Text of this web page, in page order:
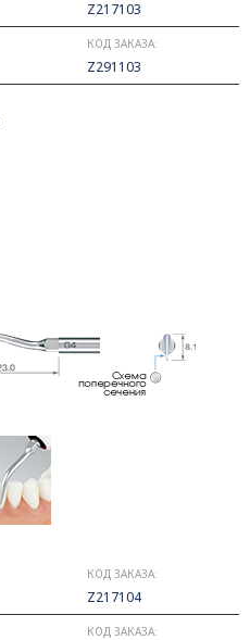
Z217103
КОД ЗАКАЗА:
Z291103
КОД ЗАКАЗА:
Z217104
КОД ЗАКАЗА: